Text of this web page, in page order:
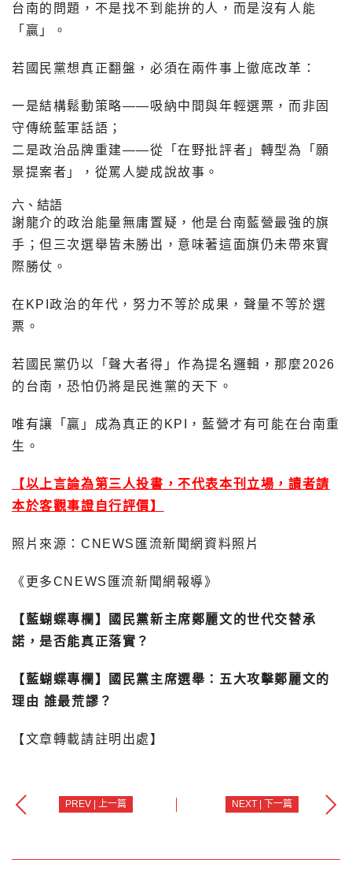
台南的問題，不是找不到能拚的人，而是沒有人能
「贏」。
若國民黨想真正翻盤，必須在兩件事上徹底改革：
一是結構鬆動策略——吸納中間與年輕選票，而非固
守傳統藍軍話語；
二是政治品牌重建——從「在野批評者」轉型為「願
景提案者」，從罵人變成說故事。
六、結語
謝龍介的政治能量無庸置疑，他是台南藍營最強的旗
手；但三次選舉皆未勝出，意味著這面旗仍未帶來實
際勝仗。
在KPI政治的年代，努力不等於成果，聲量不等於選
票。
若國民黨仍以「聲大者得」作為提名邏輯，那麼2026
的台南，恐怕仍將是民進黨的天下。
唯有讓「贏」成為真正的KPI，藍營才有可能在台南重
生。
【以上言論為第三人投書，不代表本刊立場，讀者請
本於客觀事證自行評價】
照片來源：CNEWS匯流新聞網資料照片
《更多CNEWS匯流新聞網報導》
【藍蝴蝶專欄】國民黨新主席鄭麗文的世代交替承
諾，是否能真正落實？
【藍蝴蝶專欄】國民黨主席選舉：五大攻擊鄭麗文的
理由 誰最荒謬？
【文章轉載請註明出處】
PREV | 上一篇 NEXT | 下一篇